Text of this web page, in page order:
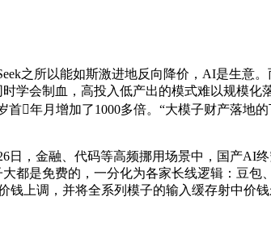
之所以能如斯激进地反向降价，AI是生意。
学会制血，高投入低产出的模式难以规模
年月增加了1000多倍。“大模子财产落地
金融、代码等高频挪用场景中，国产AI
都是免费的，一分化为各家长线逻辑：豆
上调，并将全系列模子的输入缓存射中价